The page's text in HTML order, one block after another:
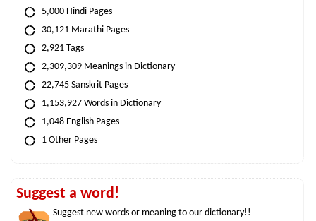
5,000 Hindi Pages
30,121 Marathi Pages
2,921 Tags
2,309,309 Meanings in Dictionary
22,745 Sanskrit Pages
1,153,927 Words in Dictionary
1,048 English Pages
1 Other Pages
Suggest a word!
Suggest new words or meaning to our dictionary!!